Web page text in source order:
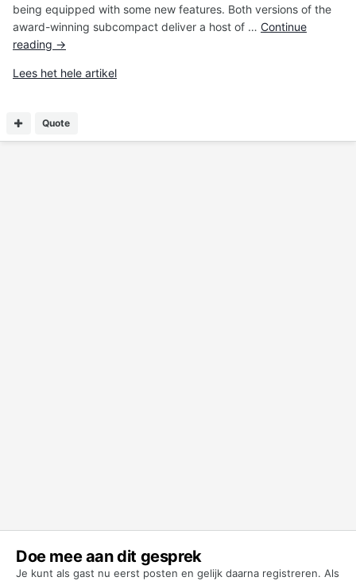
being equipped with some new features. Both versions of the
award-winning subcompact deliver a host of … Continue
reading →
Lees het hele artikel
Quote
Doe mee aan dit gesprek
Je kunt als gast nu eerst posten en gelijk daarna registreren. Als